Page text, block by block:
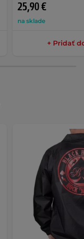
25,90 €
na sklade
+ Pridať